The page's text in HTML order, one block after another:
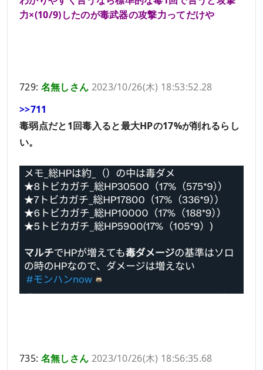
力×(10/9)したのが毒武器の攻撃力ってだけや
729: 名無しさん 2023/10/26(木) 18:53:52.28
>>711
毒弱点だと1回毒入ると最大HPの17%が削れるらし
い。
735: 名無しさん 2023/10/26(木) 18:56:35.68